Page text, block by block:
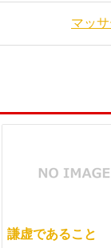
マッ
謙虚であること